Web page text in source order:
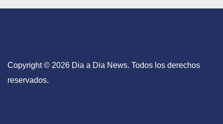
Copyright © 2026 Dia a Dia News. Todos los derechos
reservados.